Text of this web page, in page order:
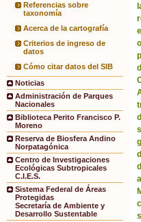
Referencias sobre
taxonomía
Acerca de la cartografía
Criterios de ingreso de
datos
Cómo citar datos del SIB
Noticias
Administración de Parques
Nacionales
Biblioteca Perito Francisco P.
Moreno
Reserva de Biosfera Andino
Norpatagónica
Centro de Investigaciones
Ecológicas Subtropicales
C.I.E.S.
Sistema Federal de Áreas
Protegidas
Secretaría de Ambiente y
Desarrollo Sustentable